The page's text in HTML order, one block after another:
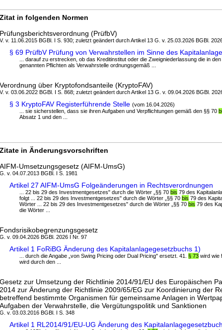
Zitat in folgenden Normen
Prüfungsberichtsverordnung (PrüfbV)
V. v. 11.06.2015 BGBl. I S. 930; zuletzt geändert durch Artikel 13 G. v. 25.03.2026 BGBl.
§ 69 PrüfbV Prüfung von Verwahrstellen im Sinne des
... darauf zu erstrecken, ob das Kreditinstitut oder die Zweigniederlassung die in
genannten Pflichten als Verwahrstelle ordnungsgemäß ...
Verordnung über Kryptofondsanteile (KryptoFAV)
V. v. 03.06.2022 BGBl. I S. 868; zuletzt geändert durch Artikel 13 G. v. 09.04.2026 BGBl.
§ 3 KryptoFAV Registerführende Stelle (vom 16.04.2026)
... sie sicherstellen, dass sie ihren Aufgaben und Verpflichtungen gemäß den §§ 70
Absatz 1 und den ...
Zitate in Änderungsvorschriften
AIFM-Umsetzungsgesetz (AIFM-UmsG)
G. v. 04.07.2013 BGBl. I S. 1981
Artikel 27 AIFM-UmsG Folgeänderungen in Rechtsverordnungen
... 22 bis 29 des Investmentgesetzes" durch die Wörter „§§ 70 bis 79 des
folgt ... 22 bis 29 des Investmentgesetzes" durch die Wörter „§§ 70 bis 79 des
Wörter ... 22 bis 29 des Investmentgesetzes" durch die Wörter „§§ 70 bis 79 des
die Wörter ...
Fondsrisikobegrenzungsgesetz
G. v. 09.04.2026 BGBl. 2026 I Nr. 97
Artikel 1 FoRiBG Änderung des Kapitalanlagegesetzbuchs 1)
... durch die Angabe „von Swing Pricing oder Dual Pricing" ersetzt. 41. § 73 wird wie
wird durch den ...
Gesetz zur Umsetzung der Richtlinie 2014/91/EU des Europäischen
2014 zur Änderung der Richtlinie 2009/65/EG zur Koordinierung der
betreffend bestimmte Organismen für gemeinsame Anlagen in
Aufgaben der Verwahrstelle, die Vergütungspolitik und Sanktionen
G. v. 03.03.2016 BGBl. I S. 348
Artikel 1 RL2014/91/EU-UG Änderung des